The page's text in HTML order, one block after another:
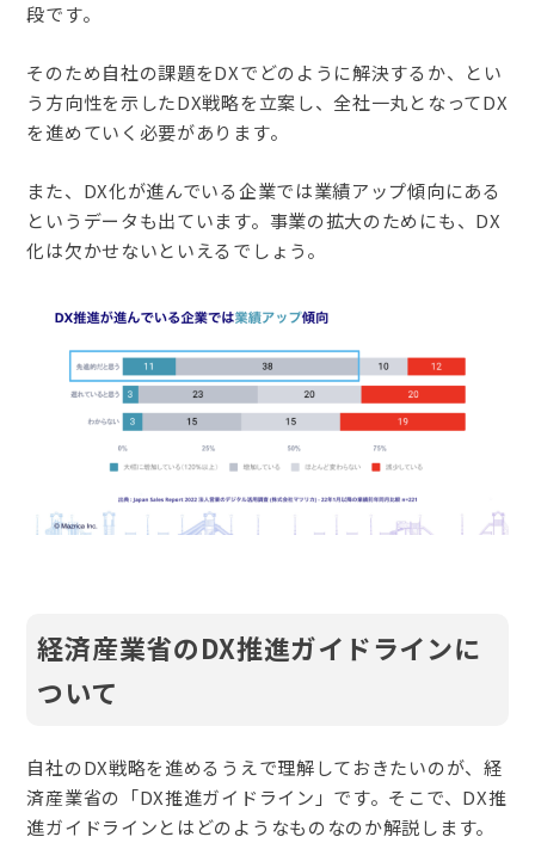
段です。
そのため自社の課題をDXでどのように解決するか、とい
う方向性を示したDX戦略を立案し、全社一丸となってDX
を進めていく必要があります。
また、DX化が進んでいる企業では業績アップ傾向にある
というデータも出ています。事業の拡大のためにも、DX
化は欠かせないといえるでしょう。
経済産業省のDX推進ガイドラインに
ついて
自社のDX戦略を進めるうえで理解しておきたいのが、経
済産業省の「DX推進ガイドライン」です。そこで、DX推
進ガイドラインとはどのようなものなのか解説します。